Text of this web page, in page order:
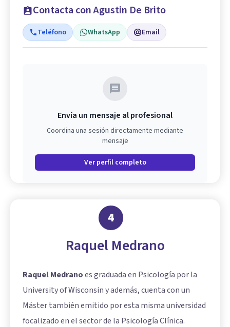
Contacta con Agustin De Brito
Teléfono WhatsApp Email
Envía un mensaje al profesional
Coordina una sesión directamente mediante
mensaje
Ver perfil completo
4
Raquel Medrano
Raquel Medranoes graduada en Psicología por la
University of Wisconsin y además, cuenta con un
Máster también emitido por esta misma universidad
focalizado en el sector de la Psicología Clínica.